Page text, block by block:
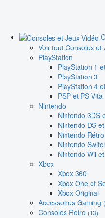
Voir tout Consoles et
PlayStation
PlayStation 1
PlayStation 3
PlayStation 4
PSP et PS Vita
Nintendo
Nintendo 3DS
Nintendo DS
Nintendo Rétro
Nintendo
Nintendo Wii
Xbox
Xbox 360
Xbox One et
Xbox Original
Accessoires Gaming
Consoles Rétro (13)